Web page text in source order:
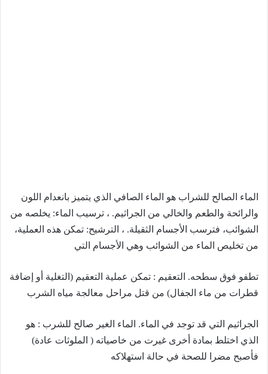
الماء الصالح للشراب هو الماء الصافي الذي يتميز بانعدام اللون
والرائحة والطعم والخالي من الجراثيم. ، ترسيب الماء: يخلصه من
الشوائب، فترسب الأجسام الثقيلة. ، الترشيح: تمكن هذه العملية،
من تخليص الماء من الشوائب وهي الأجسام التي
تطفو فوق سطحه. التعقيم : تمكن عملية التعقيم (التغلية أو إضافة
قطرات من ماء الجفال) من قتل مراحل معالجة مياه الشرب
الجراثيم التي قد توجد في الماء. الماء الغير صالح للشرب : هو
الذي اختلط بمادة أخرى غيرت من خاصياته ( الملوثات عادة)
فأصبح مضرا للصحة في حالة استهلاكه